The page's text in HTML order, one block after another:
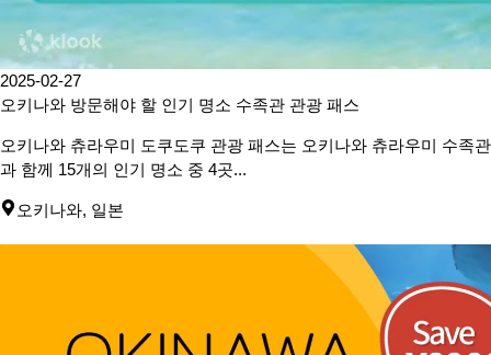
2025-02-27
오키나와 방문해야 할 인기 명소 수족관 관광 패스
오키나와 츄라우미 도쿠도쿠 관광 패스는 오키나와 츄라우미 수족관
과 함께 15개의 인기 명소 중 4곳...
오키나와, 일본